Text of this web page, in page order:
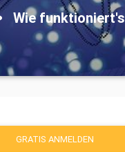
Wie funktioniert's
GRATIS ANMELDEN